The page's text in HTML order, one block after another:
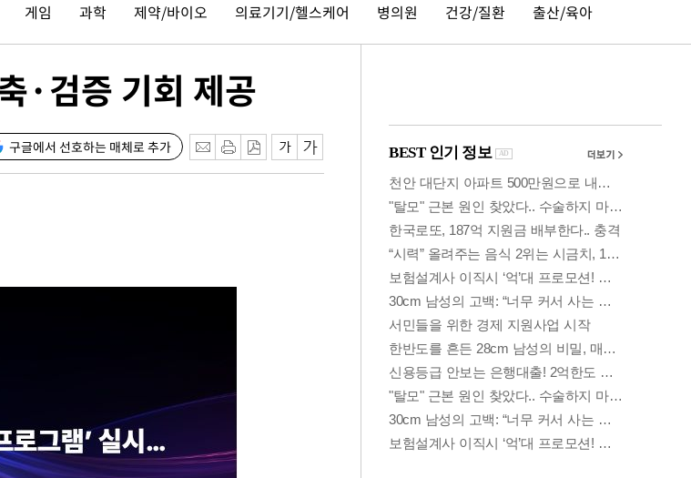
게임 과학 제약/바이오 의료기기/헬스케어 병의원 건강/질환 출산/육아
·검증 기회 제공
구글에서 선호하는 매체로 추가